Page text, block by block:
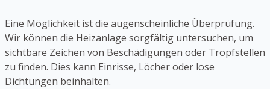
Eine Möglichkeit ist die augenscheinliche Überprüfung.
Wir können die Heizanlage sorgfältig untersuchen, um
sichtbare Zeichen von Beschädigungen oder Tropfstellen
zu finden. Dies kann Einrisse, Löcher oder lose
Dichtungen beinhalten.